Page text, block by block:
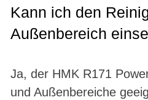
Kann ich den
Außenbereich
Ja, der HMK R171
und Außenbereiche